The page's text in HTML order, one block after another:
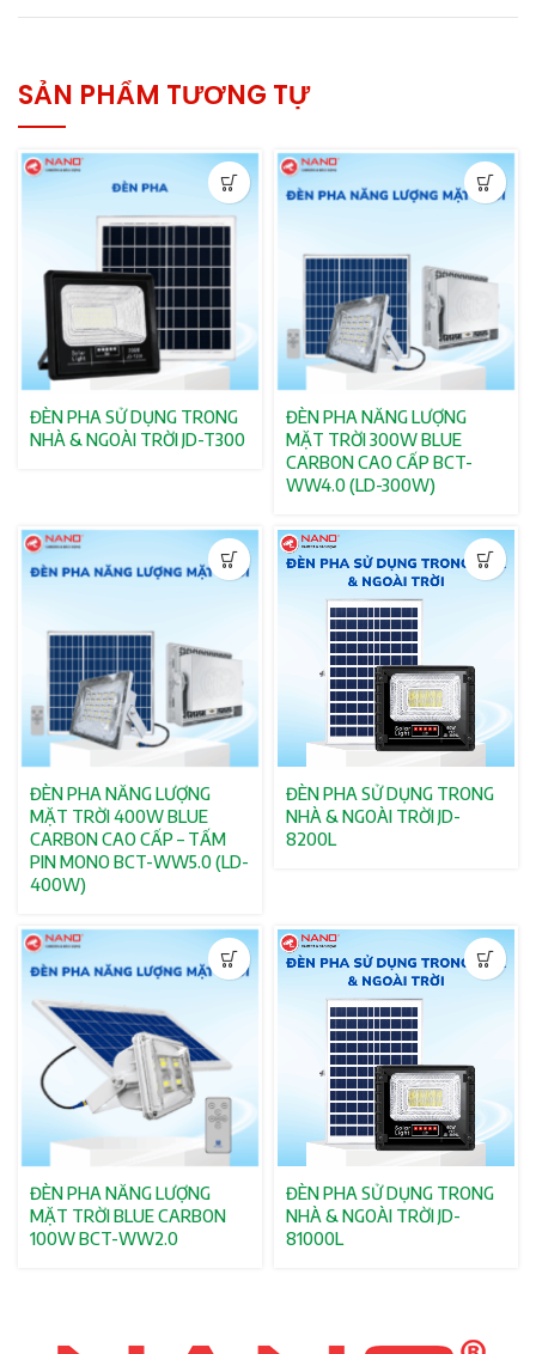
SẢN PHẨM TƯƠNG TỰ
ĐÈN PHA SỬ DỤNG TRONG
NHÀ & NGOÀI TRỜI JD-T300
ĐÈN PHA NĂNG LƯỢNG
MẶT TRỜI 300W BLUE
CARBON CAO CẤP BCT-
WW4.0 (LD-300W)
ĐÈN PHA NĂNG LƯỢNG
MẶT TRỜI 400W BLUE
CARBON CAO CẤP – TẤM
PIN MONO BCT-WW5.0 (LD-
400W)
ĐÈN PHA SỬ DỤNG TRONG
NHÀ & NGOÀI TRỜI JD-
8200L
ĐÈN PHA NĂNG LƯỢNG
MẶT TRỜI BLUE CARBON
100W BCT-WW2.0
ĐÈN PHA SỬ DỤNG TRONG
NHÀ & NGOÀI TRỜI JD-
81000L